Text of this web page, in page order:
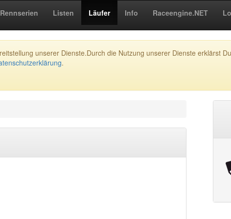
Rennserien Listen Läufer Info Raceengine.NET
unserer Dienste.Durch die Nutzung unserer Dienste erklärst
.